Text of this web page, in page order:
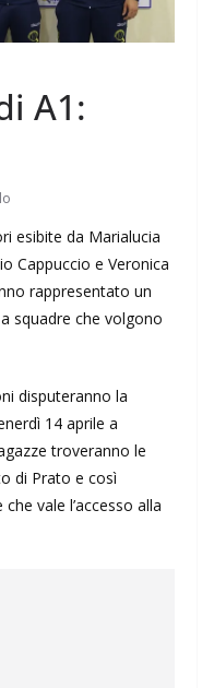
A1:
esibite da Marialucia
Cappuccio e Veronica
rappresentato un
squadre che volgono
disputeranno la
14 aprile a
troveranno le
di Prato e così
vale l’accesso alla